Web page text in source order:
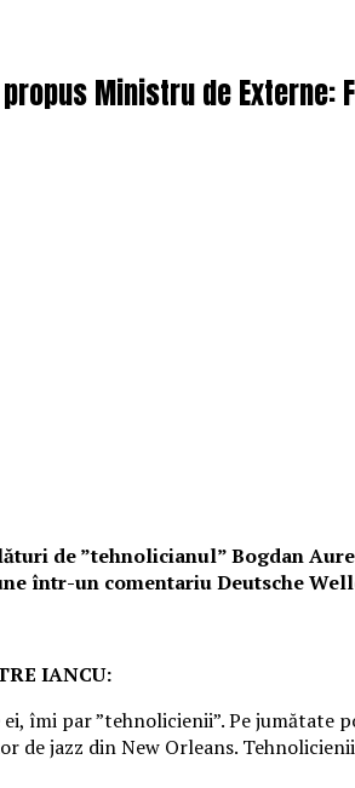
Ministru de
de ”tehnolicianul” Bogdan
într-un comentariu Deutsche
IANCU:
îmi par ”tehnolicienii”. Pe
de jazz din New Orleans.